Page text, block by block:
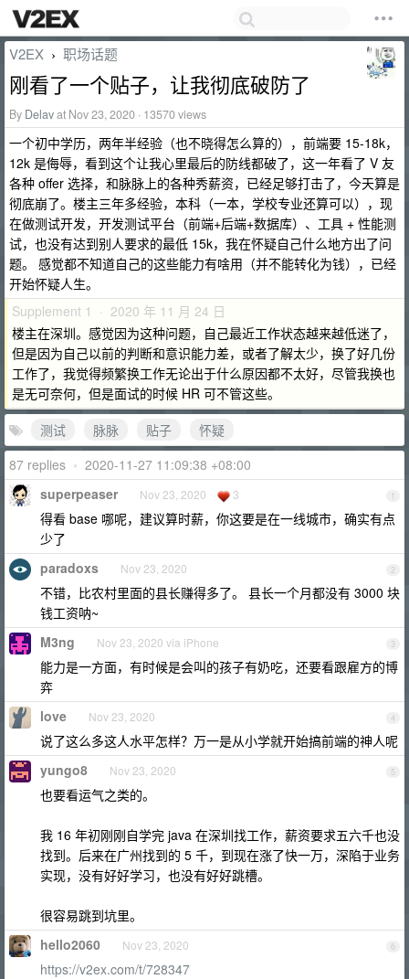
V2EX › 职场话题
刚看了一个贴子，让我彻底破防了
By Delavat Nov 23, 2020 · 13570 views
一个初中学历，两年半经验（也不晓得怎么算的），前端要 15-18k，
12k 是侮辱，看到这个让我心里最后的防线都破了，这一年看了 V 友
各种 offer 选择，和脉脉上的各种秀薪资，已经足够打击了，今天算是
彻底崩了。楼主三年多经验，本科（一本，学校专业还算可以），现
在做测试开发，开发测试平台（前端+后端+数据库）、工具 + 性能测
试，也没有达到别人要求的最低 15k，我在怀疑自己什么地方出了问
题。 感觉都不知道自己的这些能力有啥用（并不能转化为钱），已经
开始怀疑人生。
Supplement 1 · 2020 年 11 月 24 日
楼主在深圳。感觉因为这种问题，自己最近工作状态越来越低迷了，
但是因为自己以前的判断和意识能力差，或者了解太少，换了好几份
工作了，我觉得频繁换工作无论出于什么原因都不太好，尽管我换也
是无可奈何，但是面试的时候 HR 可不管这些。
测试
脉脉 贴子
怀疑
87 replies • 2020-11-27 11:09:38 +08:00
1
superpeaser Nov 23, 2020 3
得看 base 哪呢，建议算时薪，你这要是在一线城市，确实有点
少了
2
paradoxs Nov 23, 2020
不错，比农村里面的县长赚得多了。 县长一个月都没有 3000 块
钱工资呐~
3
M3ng Nov 23, 2020 via iPhone
能力是一方面，有时候是会叫的孩子有奶吃，还要看跟雇方的博
弈
4
love Nov 23, 2020
说了这么多这人水平怎样？万一是从小学就开始搞前端的神人呢
5
yungo8 Nov 23, 2020
也要看运气之类的。
我 16 年初刚刚自学完 java 在深圳找工作，薪资要求五六千也没
找到。后来在广州找到的 5 千，到现在涨了快一万，深陷于业务
实现，没有好好学习，也没有好好跳槽。
很容易跳到坑里。
6
hello2060 Nov 23, 2020
https://v2ex.com/t/728347